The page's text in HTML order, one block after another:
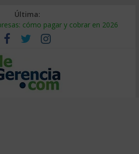
Última:
cómo pagar y cobrar en 2026
es y por qué sale tan caro
cómo auditarla a tiempo
cadena de suministro: qué hacer
UU.: cómo segmentarlo y venderle